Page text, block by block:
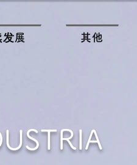
展 其他